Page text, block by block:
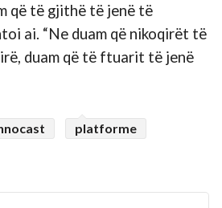
që të gjithë të jenë të
ai. “Ne duam që nikoqirët të
duam që të ftuarit të jenë
platforme